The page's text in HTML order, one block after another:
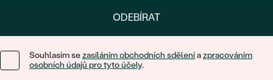
ODEBÍRAT
Souhlasím sezasíláním obchodních sděleníazpracováním
osobních údajů pro tyto účely.